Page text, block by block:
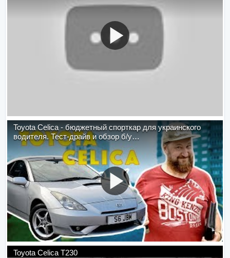
Toyota Celica - бюджетный спорткар для украинского
водителя. Тест-драйв и обзор б/у…
Toyota Celica T230